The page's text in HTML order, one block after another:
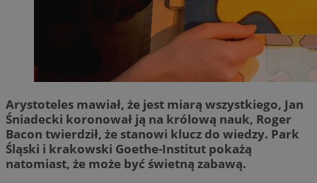
Arystoteles mawiał, że jest miarą wszystkiego, Jan
Śniadecki koronował ją na królową nauk, Roger
Bacon twierdził, że stanowi klucz do wiedzy. Park
Śląski i krakowski Goethe-Institut pokażą
natomiast, że może być świetną zabawą.